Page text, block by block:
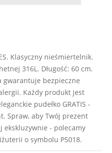
Klasyczny nieśmiertelnik.
316L. Długość: 60 cm.
gwarantuje bezpieczne
Każdy produkt jest
pudełko GRATIS -
Spraw, aby Twój prezent
ekskluzywnie - polecamy
o symbolu P5018.